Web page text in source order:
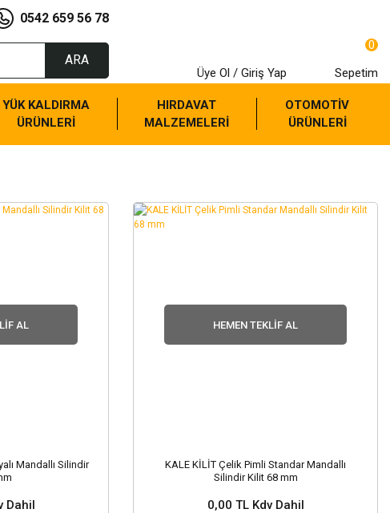
0542 659 56 78
ARA
Üye Ol / Giriş Yap
0
Sepetim
YÜK KALDIRMA
ÜRÜNLERİ
HIRDAVAT
MALZEMELERİ
OTOMOTİV
ÜRÜNLERİ
AL
Mandallı Silindir
Dahil
HEMEN TEKLIF AL
KALE KİLİT Çelik Pimli Standar Mandallı
Silindir Kilit 68 mm
0,00 TL Kdv Dahil